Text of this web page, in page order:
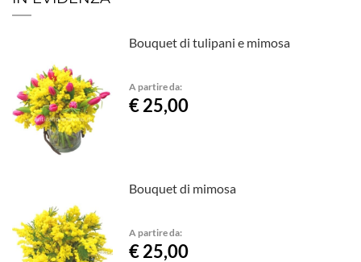
Bouquet di tulipani e mimosa
A partire da:
€ 25,00
Bouquet di mimosa
A partire da:
€ 25,00